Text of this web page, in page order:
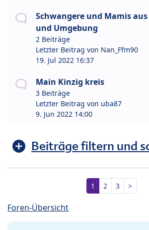
Schwangere und Mamis
und Umgebung
2 Beiträge
Letzter Beitrag von Nan_Ffm90
19. Jul 2022 16:37
Main Kinzig kreis
3 Beiträge
Letzter Beitrag von uba87
9. Jun 2022 14:00
Beiträge filtern und
1 2 3 >
Foren-Übersicht